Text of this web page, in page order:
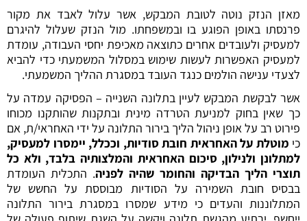
מאזן הנזק נוטה לטובת המבקש, אשר עלול לאבד את מקור
פרנסתו באופן הפוגע בו ובמשפחתו. מול הנזק שעלול להיגרם
למעסיק ולעובדים אחרים כתוצאה מאכיפת יחסי העבודה, עומדת
למעסיק האפשרות לעשות שימוש במסלול המשמעתי כדי להביא
לצעדי ענישה הולמים כנגד העובד במסגרת ההליך המשמעתי.
אשר לבקשת המבקש לעיין בתלונה השנייה – הפסיקה עמדה על
כך שאין בחוק למניעת הטרדה מינית ובתקנות שהותקנו מכוחו
פירוט רב על אופן ניהול הליך בירור התלונה על ידי האחראי/ת, אם
כי מוטלת על האחראית חובת סודיות, וככלל, יימסרו למעסיק,
למתלונן ולנילון, סיכום האחראית והמלצותיה בלבד, ולא כל
תוצרי הליך הבדיקה והחומר שהיה לפניה. התכלית העומדת
בבסיס חובת השמירה על הסודיות מבוססת על החשש של
המתלוננות והעדים כי מידע שמסרו במסגרת בירור התלונה